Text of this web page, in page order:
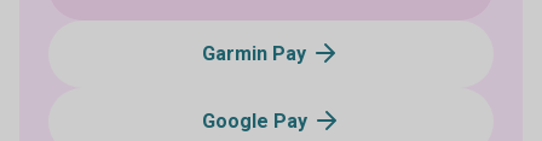
Garmin Pay
Google Pay